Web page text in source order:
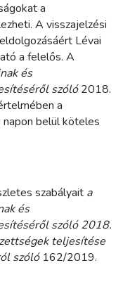
a
A visszajelzési
Lévai
a felelős. A
és
szóló2018.
a
belül köteles
szabályait a
és
szóló 2018.
teljesítése
szóló 162/2019.